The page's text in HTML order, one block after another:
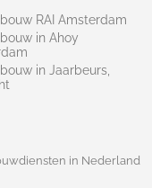
RAI Amsterdam
in Ahoy
in Jaarbeurs,
in Nederland